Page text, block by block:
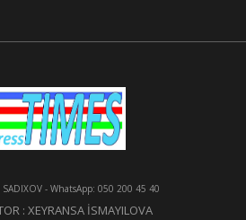
SADIXOV - WhatsApp: 050 200 45 40
: XEYRANSA İSMAYILOVA